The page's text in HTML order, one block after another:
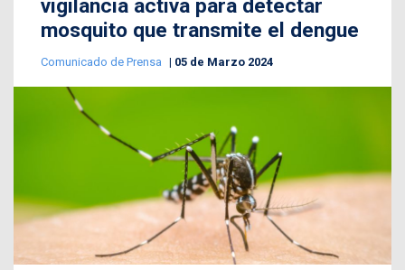
vigilancia activa para detectar
mosquito que transmite el dengue
Comunicado de Prensa 05 de Marzo 2024